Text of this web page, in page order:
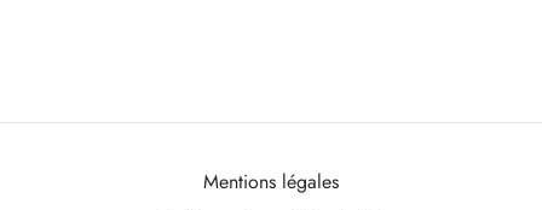
Mentions légales